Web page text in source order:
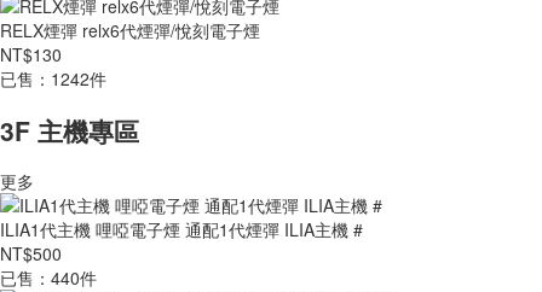
RELX煙彈 relx6代煙彈/悅刻電子煙
NT$130
已售：1242件
3F 主機專區
更多
ILIA1代主機 哩啞電子煙 通配1代煙彈 ILIA主機 #
NT$500
已售：440件